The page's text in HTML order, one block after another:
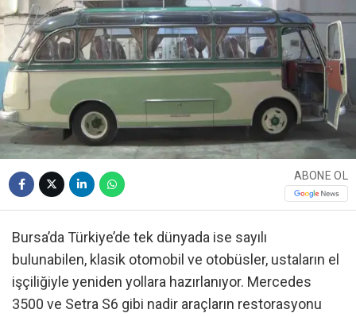
ABONE OL
Bursa’da Türkiye’de tek dünyada ise sayılı
bulunabilen, klasik otomobil ve otobüsler, ustaların el
işçiliğiyle yeniden yollara hazırlanıyor. Mercedes
3500 ve Setra S6 gibi nadir araçların restorasyonu